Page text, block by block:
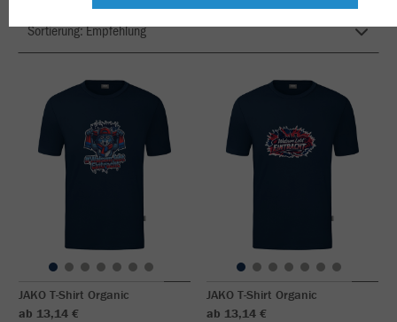
JAKO T-Shirt Organic
ab 13,14 €
JAKO T-Shirt Organic
ab 13,14 €